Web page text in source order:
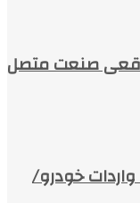
صنعت متصل
واردات خودرو/